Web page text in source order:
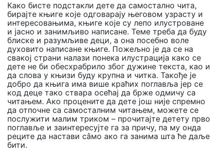
Како бисте подстакли дете да самостално чита,
бирајте књиге које одговарају његовом узрасту и
интересовањима, књиге које су лепо илустроване
и јасно и занимљиво написане. Теме треба да буду
блиске и разумљиве деци, а она посебно воле
духовито написане књиге. Пожељно је да се на
свакој страни налази понека илустрација како се
дете не би обесхрабрило због дужине текста, као и
да слова у књизи буду крупна и читка. Такође је
добро да књига има више краћих поглавља јер се
код деце тако ствара осећај да брже одмичу са
читањем. Ако процените да дете још није спремно
да отпочне са самосталним читањем, можете се
послужити малим триком – прочитајте детету прво
поглавље и заинтересујте га за причу, па му онда
реците да настави сâмо ако га занима шта ће даље
бити.